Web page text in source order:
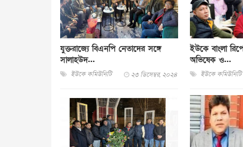
যুক্তরাজ্যে বিএনপি নেতাদের সঙ্গে
সালাহউদ...
ইউকে কমিউনিটি ২৩ ডিসেম্বর, ২০২৪
ইউকে বাংলা
অভিষেক ও...
ইউকে কমিউনিটি